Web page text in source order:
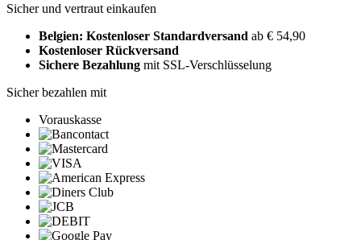
Sicher und vertraut einkaufen
Belgien: Kostenloser Standardversand ab € 54,90
Kostenloser Rückversand
Sichere Bezahlung mit SSL-Verschlüsselung
Sicher bezahlen mit
Vorauskasse